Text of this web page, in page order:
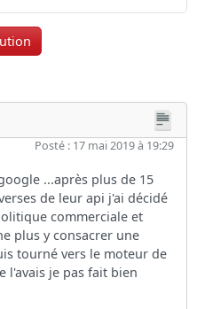
Posté : 17 mai 2019 à 19:29
...après plus de 15
de leur api j'ai décidé
commerciale et
plus y consacrer une
tourné vers le moteur de
l'avais je pas fait bien